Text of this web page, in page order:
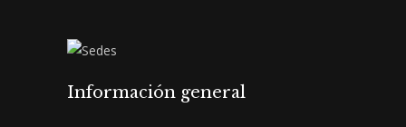
Información general